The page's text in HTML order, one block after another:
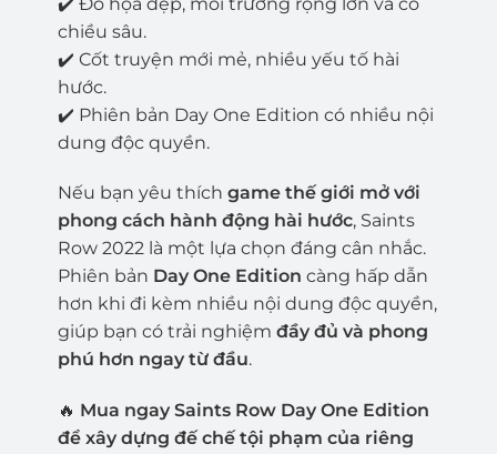
chiều sâu.
✔️ Cốt truyện mới mẻ, nhiều yếu tố hài
hước.
✔️ Phiên bản Day One Edition có nhiều nội
dung độc quyền.
Nếu bạn yêu thích game thế giới mở với
phong cách hành động hài hước, Saints
Row 2022 là một lựa chọn đáng cân nhắc.
Phiên bản Day One Edition càng hấp dẫn
hơn khi đi kèm nhiều nội dung độc quyền,
giúp bạn có trải nghiệm đầy đủ và phong
phú hơn ngay từ đầu.
🔥 Mua ngay Saints Row Day One Edition
để xây dựng đế chế tội phạm của riêng